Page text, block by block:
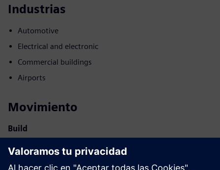
Industrias
Automotive
Electrical and electronic
Commercial buildings
Airports
Movimiento
Build
Amplía o se basa en un producto o solución Siemens
Xcelerator mediante la creación de un nuevo producto, o
crea una nueva solución para el cliente mediante la